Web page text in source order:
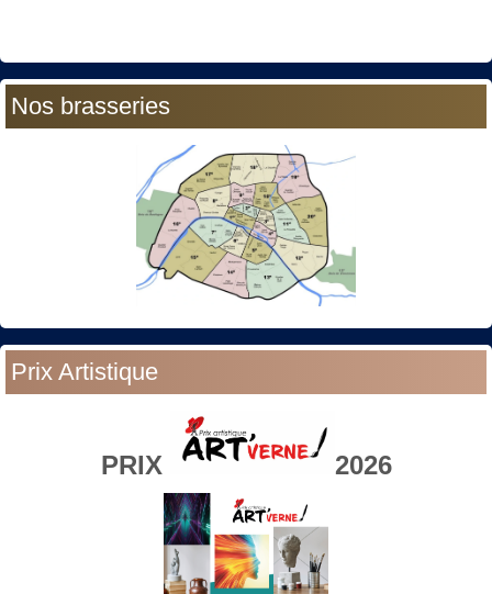
Nos brasseries
Prix Artistique
PRIX 2026